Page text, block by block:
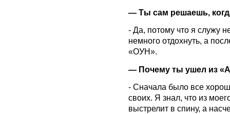
— Ты сам решаешь,
- Да, потому что я служу
немного отдохнуть, а
«ОУН».
— Почему ты ушел из
- Сначала было все
своих. Я знал, что из
выстрелит в спину, а